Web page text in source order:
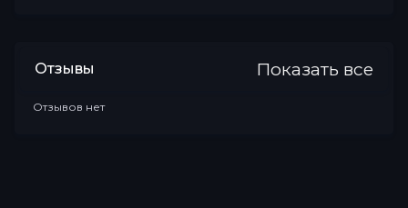
Отзывы Показать все
Отзывов нет